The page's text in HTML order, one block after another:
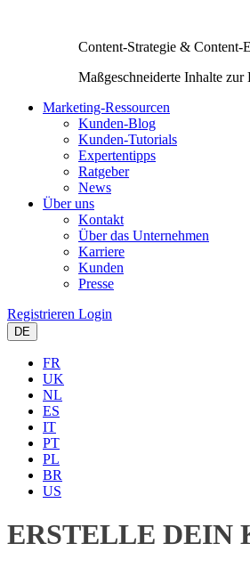
Content-Strategie & Content-
Maßgeschneiderte Inhalte
Marketing-Ressourcen
Kunden-Blog
Kunden-Tutorials
Expertentipps
Ratgeber
News
Über uns
Kontakt
Über das Unternehmen
Karriere
Kunden
Presse
Registrieren Login
DE
FR
UK
NL
ES
IT
PT
PL
BR
US
ERSTELLE DEIN